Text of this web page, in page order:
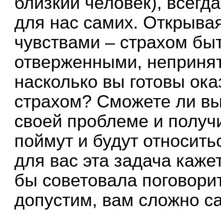
для нас самих.
чувствами – страхом
отверженными,
насколько вы готовы
страхом? Сможете ли
своей проблеме и
поймут и будут
для вас эта задача
бы советовала
допустим, вам сложно